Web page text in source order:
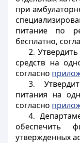
при
питание по
бесплатно,
2.
средств на
согласно
3.
питания на
согласно
4.
обеспечить
утвержденных